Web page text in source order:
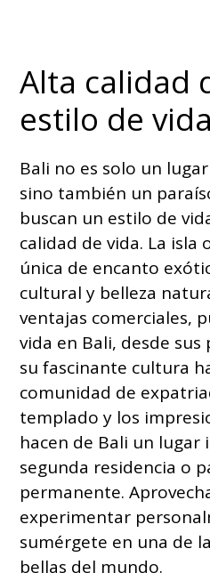
Alta calidad
estilo de
Bali no es solo un
sino también un
buscan un estilo de
calidad de vida. La isla
única de encanto
cultural y belleza
ventajas comerciales,
vida en Bali, desde
su fascinante cultura
comunidad de
templado y los
hacen de Bali un lugar
segunda residencia o
permanente.
experimentar
sumérgete en una de
bellas del mundo.